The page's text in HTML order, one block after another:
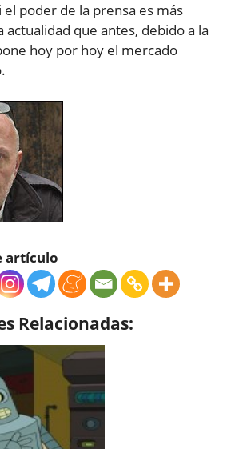
el poder de la prensa es más
que antes, debido a la
hoy por hoy el mercado
artículo
Relacionadas: